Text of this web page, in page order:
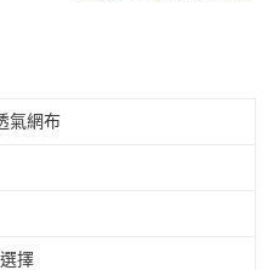
氣網布
擇